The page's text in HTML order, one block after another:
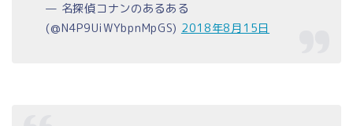
— 名探偵コナンのあるある
(@N4P9UiWYbpnMpGS) 2018年8月15日